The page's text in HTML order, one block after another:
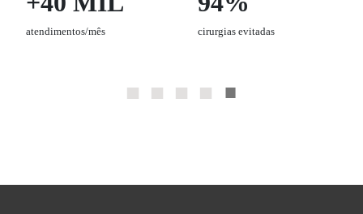
atendimentos/mês cirurgias evitadas